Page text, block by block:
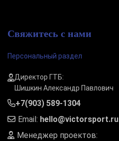
Свяжитесь с нами
Персональный раздел
Директор ГТБ:
Шишкин Александр Павлович
+7(903) 589-1304
Email: hello@victorsport.ru
Менеджер проектов: